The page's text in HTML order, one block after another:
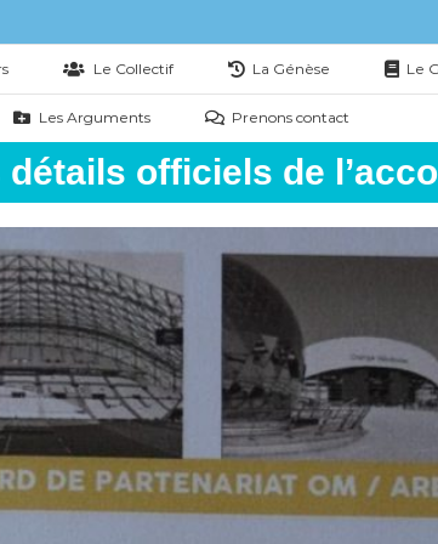
Le Collectif La Génèse Le
Les Arguments Prenons contact
détails officiels de